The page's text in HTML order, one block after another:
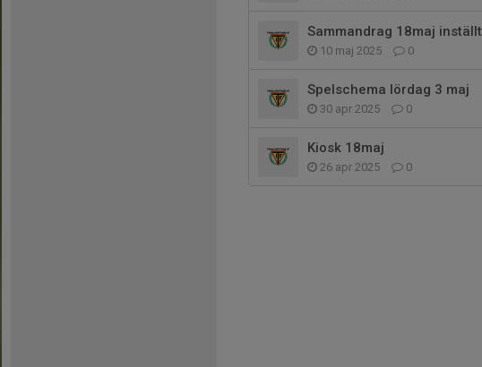
Sammandrag 18maj inställt
10 maj 2025 0
Spelschema lördag 3 maj
30 apr 2025 0
Kiosk 18maj
26 apr 2025 0